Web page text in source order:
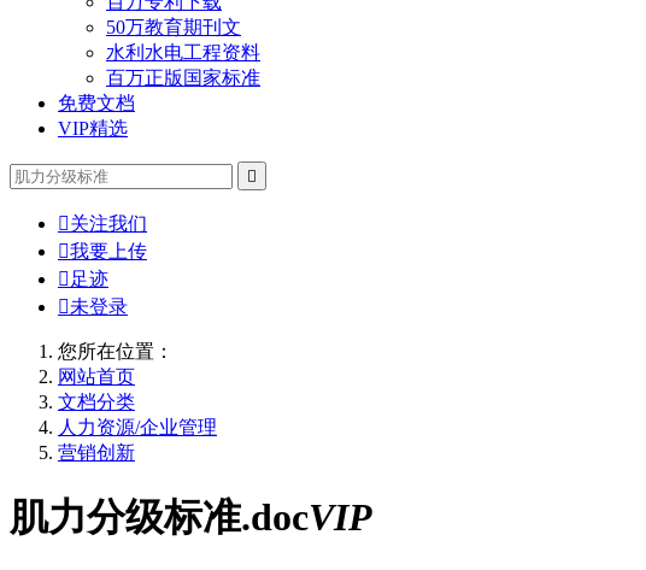
50万教育期刊文
水利水电工程资料
百万正版国家标准
免费文档
VIP精选

关注我们
我要上传
 足迹
未登录
您所在位置：
网站首页
文档分类
人力资源/企业管理
营销创新
肌力分级标准.docVIP